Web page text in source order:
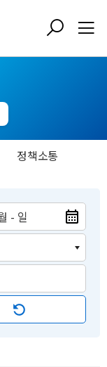
레
메
정책소통